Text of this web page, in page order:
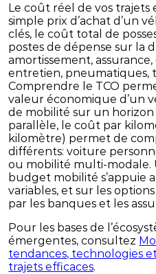
Le coût réel de vos
simple prix d’achat d’un
clés, le coût total de
postes de dépense sur la
amortissement,
entretien, pneumatiques,
Comprendre le TCO
valeur économique d’un
de mobilité sur un horizon
parallèle, le coût par
kilomètre) permet de
différents: voiture
ou mobilité multi-modale.
budget mobilité s’appuie
variables, et sur les
par les banques et les
Pour les bases de
émergentes, consultez
tendances, technologies
trajets efficaces.